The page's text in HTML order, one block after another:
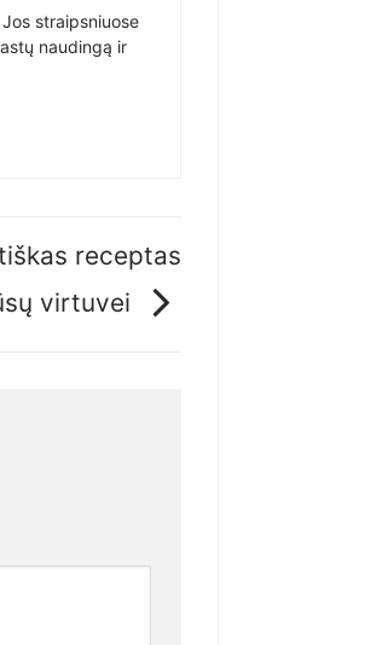
straipsniuose
naudingą ir
receptas
virtuvei